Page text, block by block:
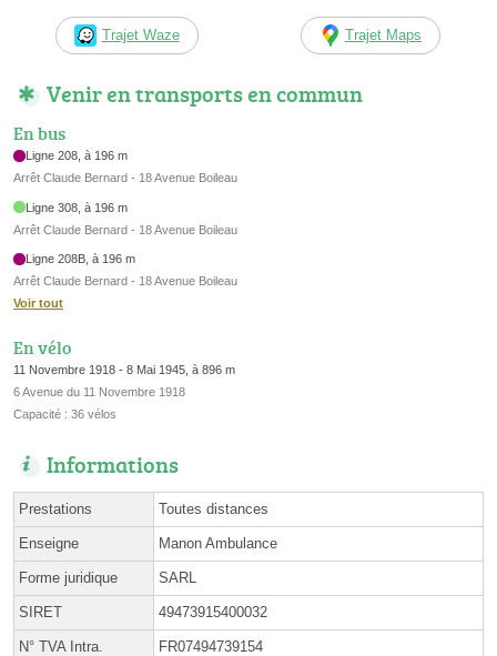
Trajet Waze Trajet Maps
Venir en transports en commun
En bus
Ligne 208, à 196 m
Arrêt Claude Bernard - 18 Avenue Boileau
Ligne 308, à 196 m
Arrêt Claude Bernard - 18 Avenue Boileau
Ligne 208B, à 196 m
Arrêt Claude Bernard - 18 Avenue Boileau
Voir tout
En vélo
11 Novembre 1918 - 8 Mai 1945, à 896 m
6 Avenue du 11 Novembre 1918
Capacité : 36 vélos
Informations
Prestations Toutes distances
Enseigne Manon Ambulance
Forme juridique SARL
SIRET 49473915400032
N° TVA Intra. FR07494739154